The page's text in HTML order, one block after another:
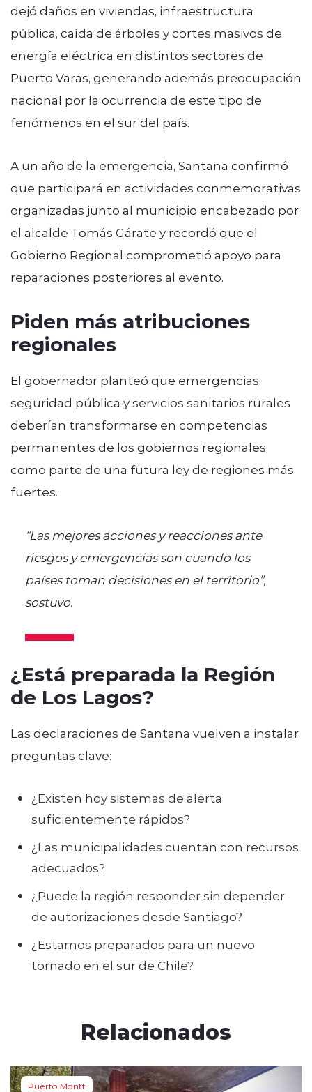
dejó daños en viviendas, infraestructura
pública, caída de árboles y cortes masivos de
energía eléctrica en distintos sectores de
Puerto Varas, generando además preocupación
nacional por la ocurrencia de este tipo de
fenómenos en el sur del país.
A un año de la emergencia, Santana confirmó
que participará en actividades conmemorativas
organizadas junto al municipio encabezado por
el alcalde Tomás Gárate y recordó que el
Gobierno Regional comprometió apoyo para
reparaciones posteriores al evento.
Piden más atribuciones
regionales
El gobernador planteó que emergencias,
seguridad pública y servicios sanitarios rurales
deberían transformarse en competencias
permanentes de los gobiernos regionales,
como parte de una futura ley de regiones más
fuertes.
“Las mejores acciones y reacciones ante
riesgos y emergencias son cuando los
países toman decisiones en el territorio”,
sostuvo.
¿Está preparada la Región
de Los Lagos?
Las declaraciones de Santana vuelven a instalar
preguntas clave:
¿Existen hoy sistemas de alerta
suficientemente rápidos?
¿Las municipalidades cuentan con recursos
adecuados?
¿Puede la región responder sin depender
de autorizaciones desde Santiago?
¿Estamos preparados para un nuevo
tornado en el sur de Chile?
Relacionados
Puerto Montt